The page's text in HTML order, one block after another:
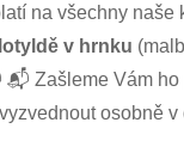
na všechny naše
v hrnku
📬 Zašleme Vám ho
osobně v